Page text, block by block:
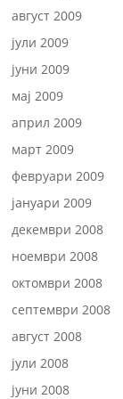
август 2009
јули 2009
јуни 2009
мај 2009
април 2009
март 2009
февруари 2009
јануари 2009
декември 2008
ноември 2008
октомври 2008
септември 2008
август 2008
јули 2008
јуни 2008